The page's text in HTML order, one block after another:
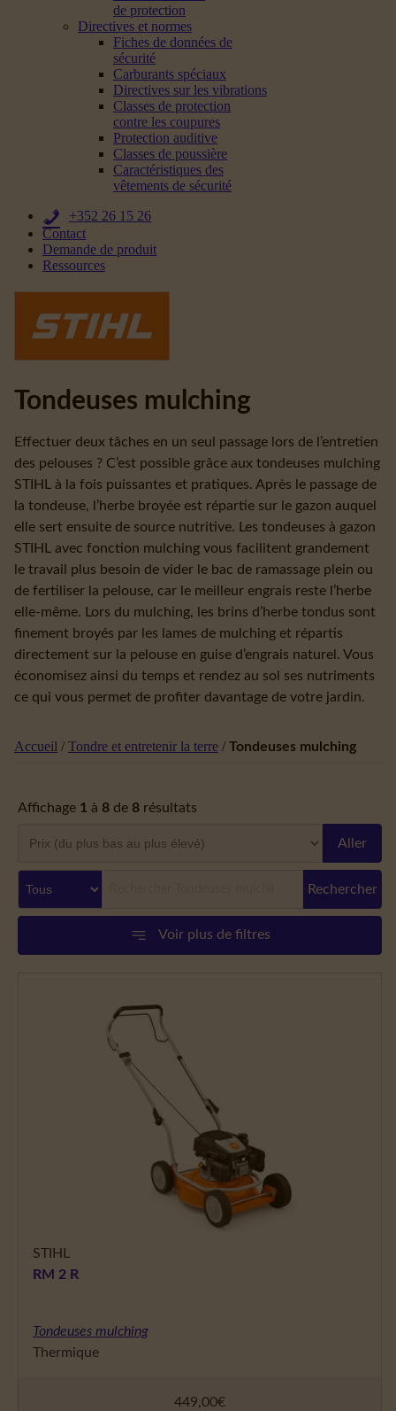
de protection
Directives et normes
Fiches de données de
sécurité
Carburants spéciaux
Directives sur les vibrations
Classes de protection
contre les coupures
Protection auditive
Classes de poussière
Caractéristiques des
vêtements de sécurité
+352 26 15 26
Contact
Demande de produit
Ressources
Tondeuses mulching
Effectuer deux tâches en un seul passage lors de l’entretien
des pelouses ? C’est possible grâce aux tondeuses mulching
STIHL à la fois puissantes et pratiques. Après le passage de
la tondeuse, l’herbe broyée est répartie sur le gazon auquel
elle sert ensuite de source nutritive. Les tondeuses à gazon
STIHL avec fonction mulching vous facilitent grandement
le travail plus besoin de vider le bac de ramassage plein ou
de fertiliser la pelouse, car le meilleur engrais reste l’herbe
elle-même. Lors du mulching, les brins d’herbe tondus sont
finement broyés par les lames de mulching et répartis
directement sur la pelouse en guise d’engrais naturel. Vous
économisez ainsi du temps et rendez au sol ses nutriments
ce qui vous permet de profiter davantage de votre jardin.
Accueil / Tondre et entretenir la terre / Tondeuses mulching
Affichage 1 à 8 de 8 résultats
Aller
Rechercher
Voir plus de filtres
STIHL
RM 2 R
Tondeuses mulching
Thermique
449,00€